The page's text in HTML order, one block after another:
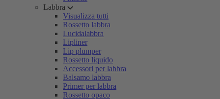
Labbra
Visualizza tutti
Rossetto labbra
Lucidalabbra
Lipliner
Lip plumper
Rossetto liquido
Accessori per labbra
Balsamo labbra
Primer per labbra
Rossetto opaco